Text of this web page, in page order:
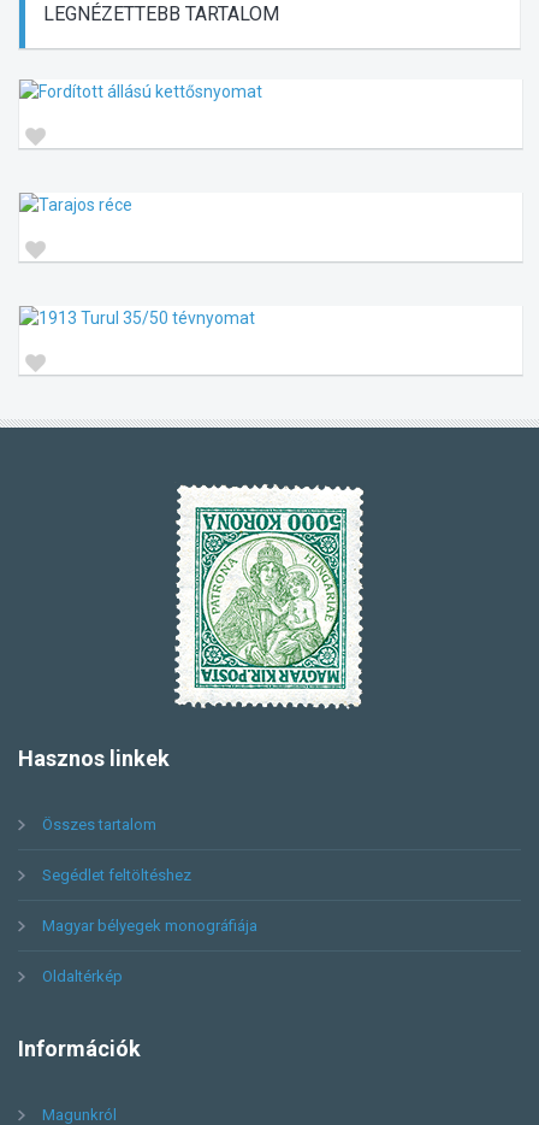
LEGNÉZETTEBB TARTALOM
Hasznos linkek
Összes tartalom
Segédlet feltöltéshez
Magyar bélyegek monográfiája
Oldaltérkép
Információk
Magunkról